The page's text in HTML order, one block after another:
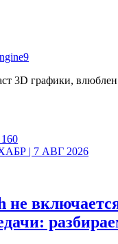
3D графики,
| 7 АВГ 2026